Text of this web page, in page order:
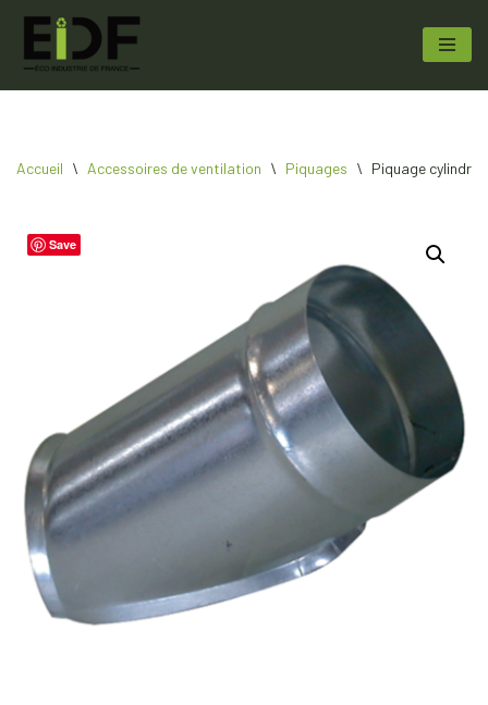
Aller
Accueil \ Accessoires de ventilation \ Piquages \ Piquage
Save